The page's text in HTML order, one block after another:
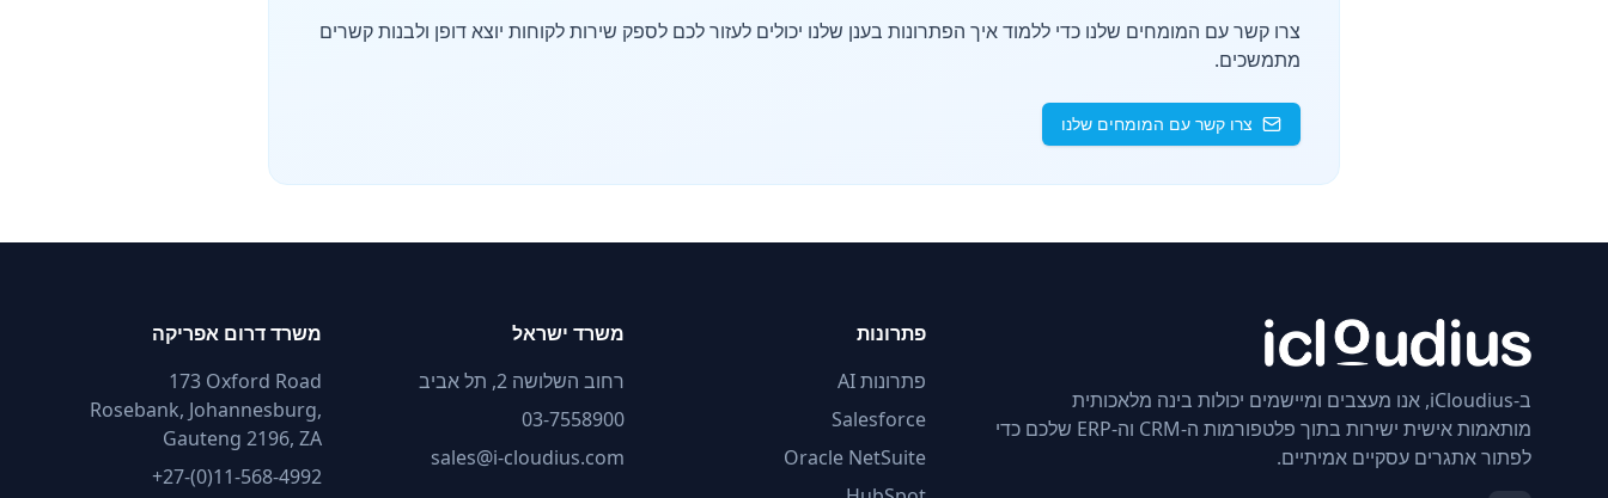
צרו קשר עם המומחים שלנו כדי ללמוד איך הפתרונות בענן שלנו יכולים לעזור לכם לספק שירות לקוחות יוצא דופן ולבנות קשרים
מתמשכים.
צרו קשר עם המומחים שלנו
ב-iCloudius, אנו מעצבים ומיישמים יכולות בינה מלאכותית
מותאמות אישית ישירות בתוך פלטפורמות ה-CRM וה-ERP שלכם כדי
לפתור אתגרים עסקיים אמיתיים.
פתרונות
פתרונות AI
Salesforce
Oracle NetSuite
משרד ישראל
רחוב השלושה 2, תל אביב
03-7558900
sales@i-cloudius.com
משרד דרום אפריקה
173 Oxford Road
Rosebank, Johannesburg,
Gauteng 2196, ZA
+27-(0)11-568-4992